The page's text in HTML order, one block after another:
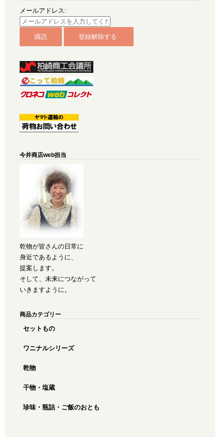
メールアドレス:
今井商店web担当
乾物が皆さんの日常に
身近であるように、
提案します。
そして、未来につながって
いきますように。
商品カテゴリー
セットもの
ワニナルシリーズ
乾物
干物・塩蔵
珍味・瓶詰・ご飯のおとも